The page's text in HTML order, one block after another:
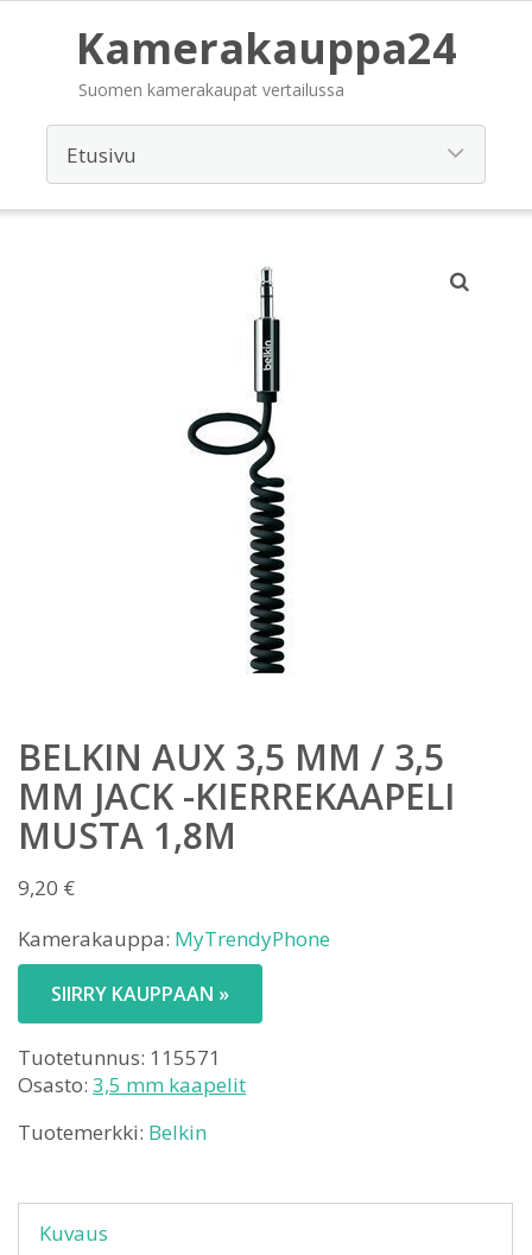
Kamerakauppa24
Suomen kamerakaupat vertailussa
BELKIN AUX 3,5 MM / 3,5
MM JACK -KIERREKAAPELI
MUSTA 1,8M
9,20 €
Kamerakauppa: MyTrendyPhone
SIIRRY KAUPPAAN »
Tuotetunnus: 115571
Osasto: 3,5 mm kaapelit
Tuotemerkki: Belkin
Kuvaus